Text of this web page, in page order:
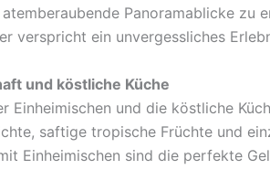
Panoramablicke zu
verspricht ein unvergessliches
und köstliche Küche
Einheimischen und die köstliche
saftige tropische Früchte und
Einheimischen sind die perfekte